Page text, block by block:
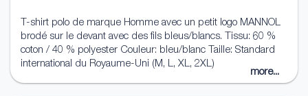
T-shirt polo de marque Homme avec un petit logo MANNOL
brodé sur le devant avec des fils bleus/blancs. Tissu: 60 %
coton / 40 % polyester Couleur: bleu/blanc Taille: Standard
international du Royaume-Uni (M, L, XL, 2XL)
more...